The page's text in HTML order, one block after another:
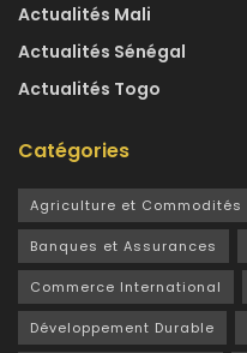
Actualités Mali
Actualités Sénégal
Actualités Togo
Catégories
Agriculture et Commodités
Banques et Assurances
Commerce International
Développement Durable